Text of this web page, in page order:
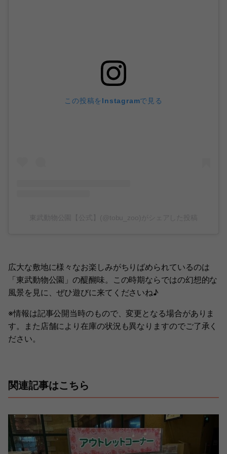
この投稿をInstagramで見る
広大な敷地に様々なお楽しみがちりばめられているのは
「東武動物公園」の醍醐味。この時期ならではの幻想的な
風景を見に、ぜひ遊びに来てくださいね♪
※情報は記事公開当時のもので、変更となる場合がありま
す。また店舗により在庫の状況も異なりますのでご了承く
ださい。
関連記事はこちら